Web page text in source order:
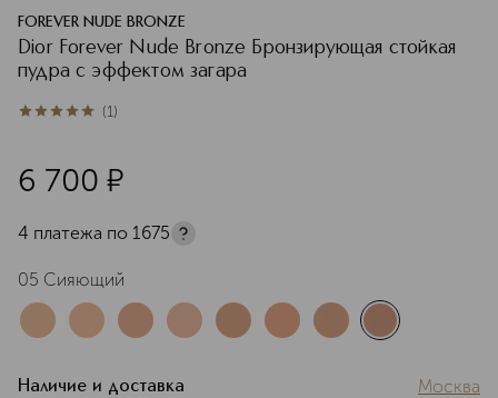
FOREVER NUDE BRONZE
Dior Forever Nude Bronze Бронзирующая стойкая
пудра с эффектом загара
5из 51 (1)
6 700 ¤
4 платежа по 1675
05 Сияющий
Наличие и доставка Москва